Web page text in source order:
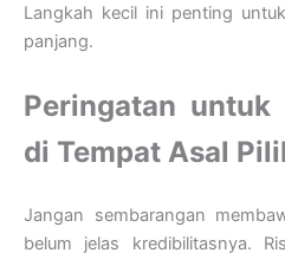
Langkah kecil ini penting
panjang.
Peringatan
di Tempat Asal
Jangan sembarangan
belum jelas kredibilitasnya.